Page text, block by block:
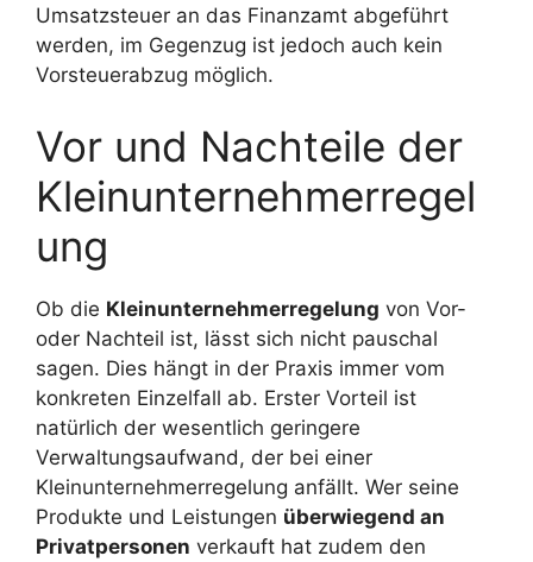
Umsatzsteuer an das Finanzamt abgeführt
werden, im Gegenzug ist jedoch auch kein
Vorsteuerabzug möglich.
Vor und Nachteile der
Kleinunternehmerregel
ung
Ob die Kleinunternehmerregelung von Vor-
oder Nachteil ist, lässt sich nicht pauschal
sagen. Dies hängt in der Praxis immer vom
konkreten Einzelfall ab. Erster Vorteil ist
natürlich der wesentlich geringere
Verwaltungsaufwand, der bei einer
Kleinunternehmerregelung anfällt. Wer seine
Produkte und Leistungen überwiegend an
Privatpersonen verkauft hat zudem den